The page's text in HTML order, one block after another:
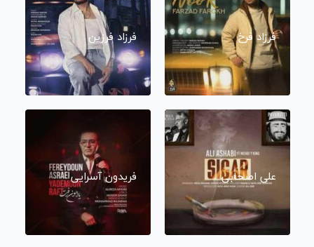
فرزاد فرخ فرزاد فرزین
علی اصحابی فریدون آسرایی